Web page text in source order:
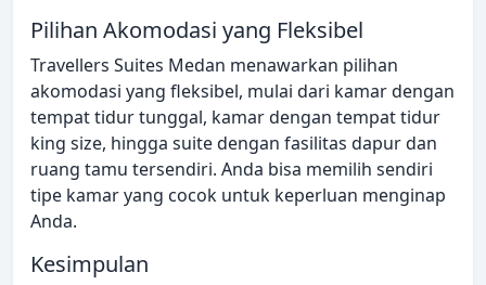
Pilihan Akomodasi yang Fleksibel
Travellers Suites Medan menawarkan pilihan
akomodasi yang fleksibel, mulai dari kamar dengan
tempat tidur tunggal, kamar dengan tempat tidur
king size, hingga suite dengan fasilitas dapur dan
ruang tamu tersendiri. Anda bisa memilih sendiri
tipe kamar yang cocok untuk keperluan menginap
Anda.
Kesimpulan